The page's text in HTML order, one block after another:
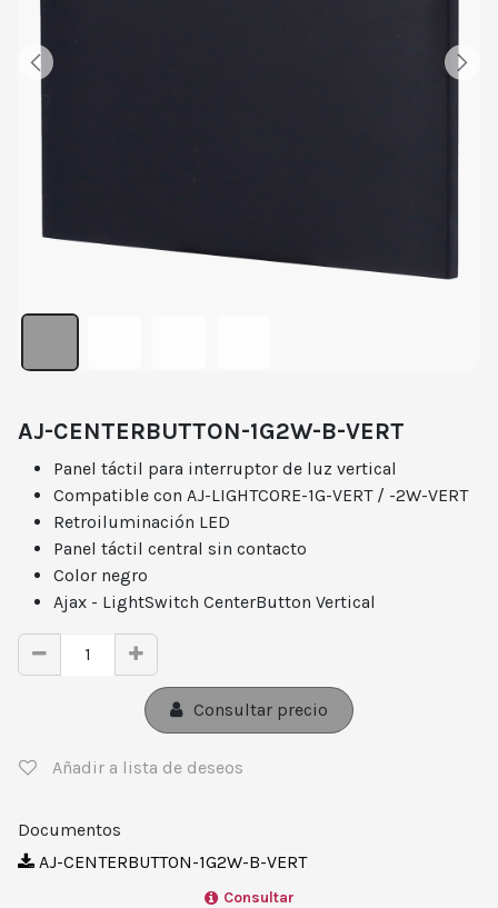
AJ-CENTERBUTTON-1G2W-B-VERT
Panel táctil para interruptor de luz vertical
Compatible con AJ-LIGHTCORE-1G-VERT / -2W-VERT
Retroiluminación LED
Panel táctil central sin contacto
Color negro
Ajax - LightSwitch CenterButton Vertical
Consultar precio
Añadir a lista de deseos
Documentos
AJ-CENTERBUTTON-1G2W-B-VERT
Consultar